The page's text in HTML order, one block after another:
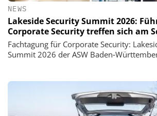
NEWS
Lakeside Security Summit 2026:
Corporate Security treffen sich am
Fachtagung für Corporate Security:
Summit 2026 der ASW